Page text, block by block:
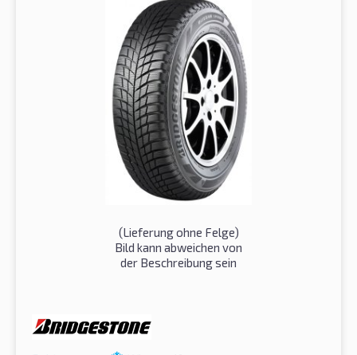
(Lieferung ohne Felge)
Bild kann abweichen von
der Beschreibung sein